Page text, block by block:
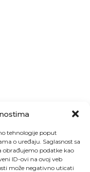
tehnologije poput
o uređaju. Saglasnost sa
podatke kao
ID-ovi na ovoj veb
može negativno uticati